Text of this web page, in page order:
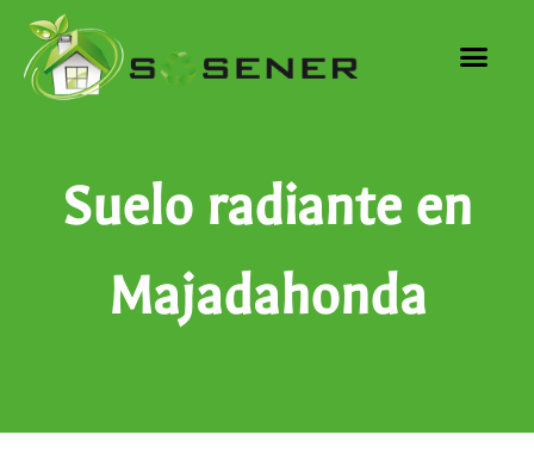
Suelo radiante en
Majadahonda